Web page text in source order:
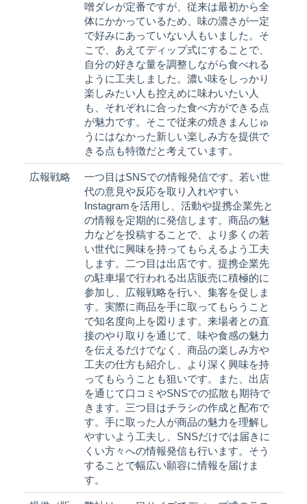
噌ダレが定番ですが、従来は最初から全
体にかかっているため、味の濃さが一定
で好みにあっていない人もいました。そ
こで、あえてディップ式にすることで、
自分の好きな量を調整しながら食べれる
ように工夫しました。濃い味をしっかり
楽しみたい人も控えめに味わいたい人
も、それぞれに合った食べ方ができる点
が魅力です。そこで従来の焼きまんじゅ
うにはなかった新しい楽しみ方を提供で
きる点も特徴だと考えています。
広報戦略
一つ目はSNSでの情報発信です。若い世
代の意見や反応を取り入れやすい
Instagramを活用し、活動や提携企業先と
の情報を定期的に発信します。商品の魅
力などを投稿することで、より多くの若
い世代に興味を持ってもらえるよう工夫
します。二つ目は出店です。提携企業先
の駐車場で行われる出店販売に積極的に
参加し、広報戦略を行い、集客を促しま
す。実際に商品を手に取ってもらうこと
で知名度向上を図ります。来場者との直
接のやり取りを通じて、味や食感の魅力
を伝えるだけでなく、商品の楽しみ方や
工夫の仕方も紹介し、より深く興味を持
ってもらうことも狙いです。また、出店
を通じて口コミやSNSでの拡散も期待で
きます。三つ目はチラシの作成と配布で
す。手に取った人が商品の魅力を理解し
やすいよう工夫し、SNSだけでは届きに
くい方々への情報発信も行います。そう
することで幅広い願容に情報を届けま
す。